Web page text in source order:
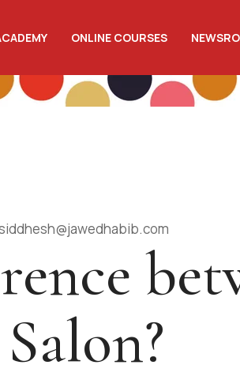
ONLINE COURSES